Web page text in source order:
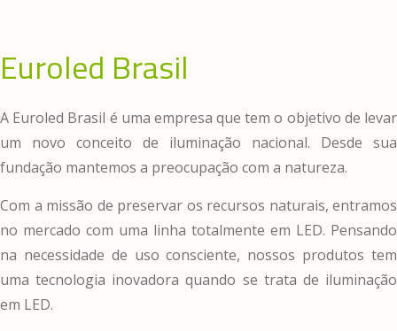
Euroled Brasil
A Euroled Brasil é uma empresa que tem o objetivo de levar
um novo conceito de iluminação nacional. Desde sua
fundação mantemos a preocupação com a natureza.
Com a missão de preservar os recursos naturais, entramos
no mercado com uma linha totalmente em LED. Pensando
na necessidade de uso consciente, nossos produtos tem
uma tecnologia inovadora quando se trata de iluminação
em LED.